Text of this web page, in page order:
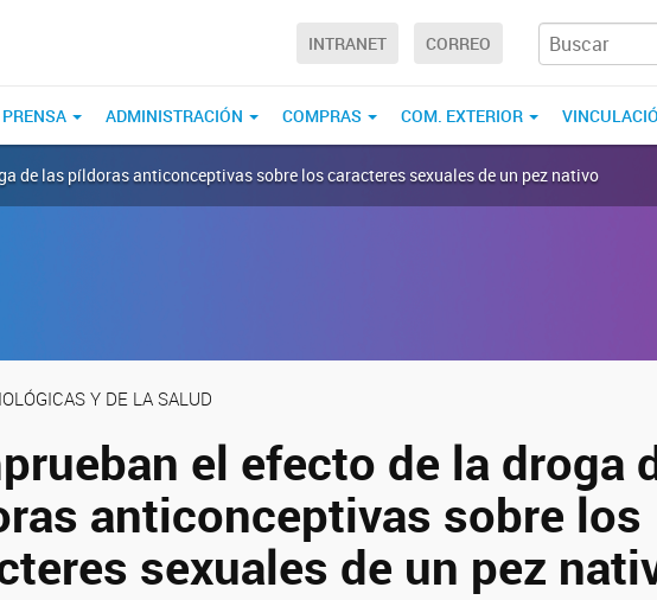
INTRANET CORREO
PRENSA ADMINISTRACIÓN COMPRAS COM. EXTERIOR
de las píldoras anticonceptivas sobre los caracteres sexuales de un pez nativo
Y DE LA SALUD
el efecto de la droga
anticonceptivas sobre los
sexuales de un pez